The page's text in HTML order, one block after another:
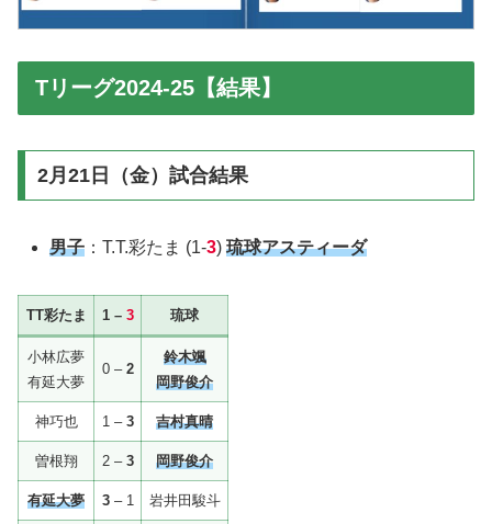
Tリーグ2024-25【結果】
2月21日（金）試合結果
男子 ：T.T.彩たま (1-3)琉球アスティーダ
TT彩たま 1 – 3 琉球
小林広夢
有延大夢
0 – 2
鈴木颯
岡野俊介
神巧也 1 – 3 吉村真晴
曽根翔 2 – 3 岡野俊介
有延大夢 3– 1 岩井田駿斗